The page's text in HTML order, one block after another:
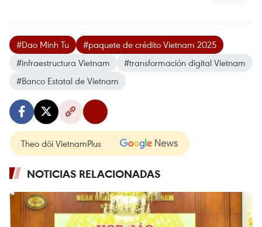
#Dao Minh Tu
#paquete de crédito Vietnam 2025
#infraestructura Vietnam
#transformación digital Vietnam
#Banco Estatal de Vietnam
Theo dõi VietnamPlus
NOTICIAS RELACIONADAS